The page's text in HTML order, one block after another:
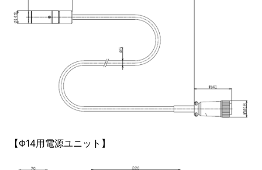
【Φ14用電源ユニット】